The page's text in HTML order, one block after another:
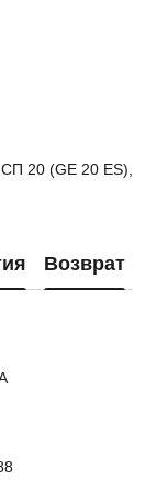
20 (GE 20 ES),
Возврат